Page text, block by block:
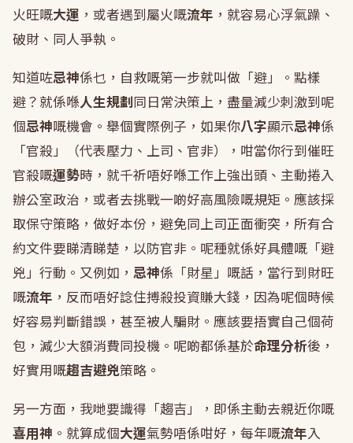
火旺嘅大運 ，或者遇到屬火嘅流年 ，就容易心浮氣躁、
破財、同人爭執。
知道咗忌神係乜，自救嘅第一步就叫做「避」。點樣
避？就係喺人生規劃同日常決策上，盡量減少刺激到呢
個忌神嘅機會。舉個實際例子，如果你八字顯示忌神係
「官殺」（代表壓力、上司、官非），咁當你行到催旺
官殺嘅運勢時，就千祈唔好喺工作上強出頭、主動捲入
辦公室政治，或者去挑戰一啲好高風險嘅規矩。應該採
取保守策略，做好本份，避免同上司正面衝突，所有合
約文件要睇清睇楚，以防官非。呢種就係好具體嘅「避
兇」行動。又例如， 忌神係「財星」嘅話，當行到財旺
嘅流年 ，反而唔好諗住搏殺投資賺大錢，因為呢個時候
好容易判斷錯誤，甚至被人騙財。應該要捂實自己個荷
包，減少大額消費同投機。呢啲都係基於命理分析後，
好實用嘅趨吉避兇策略。
另一方面，我哋要識得「趨吉」，即係主動去親近你嘅
喜用神 。就算成個大運氣勢唔係咁好，每年嘅流年入